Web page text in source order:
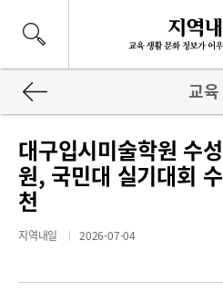
교육
대구입시미술학원 수
원, 국민대 실기대회
천
지역내일 2026-07-04